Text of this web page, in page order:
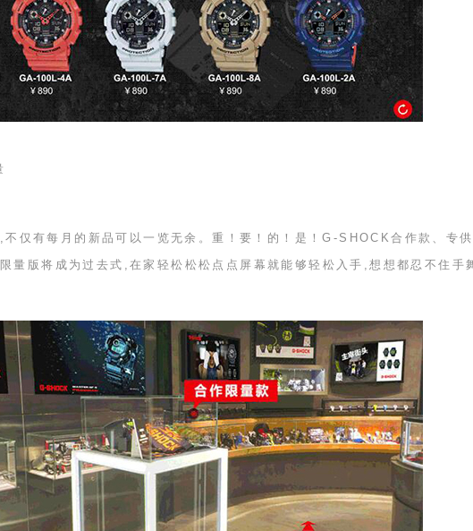
,不仅有每月的新品可以一览无余。重！要！的！是！G-SHOCK合作款、专
量版将成为过去式,在家轻松松松点点屏幕就能够轻松入手,想想都忍不住手